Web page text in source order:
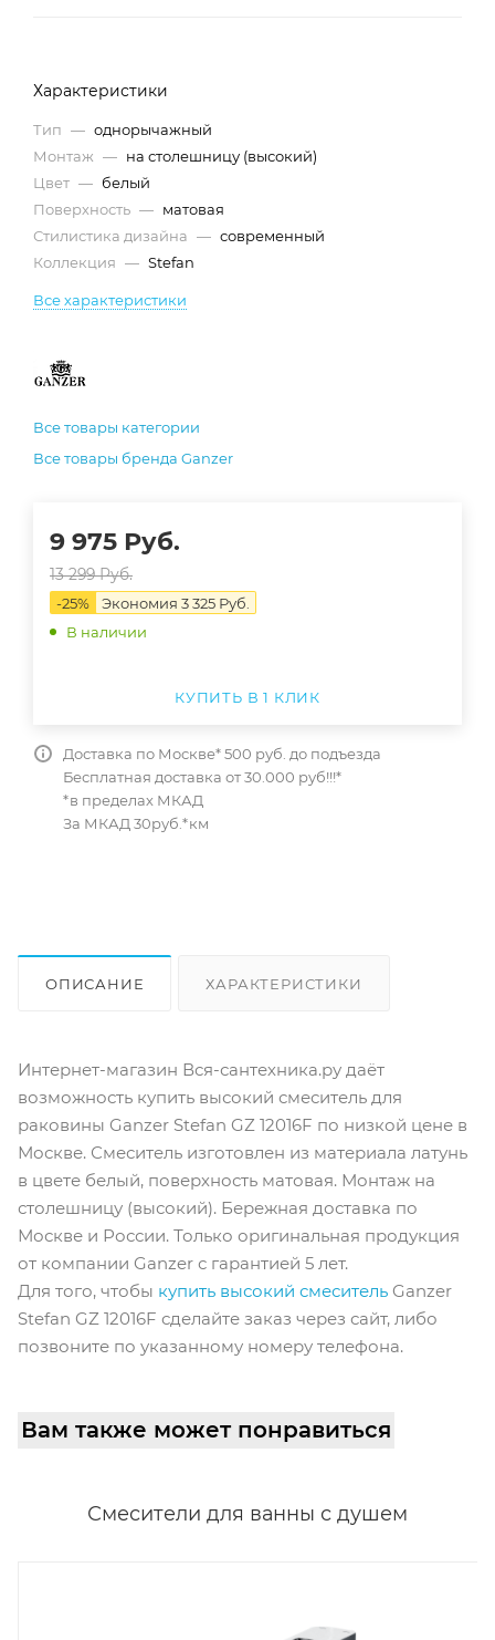
Характеристики
Тип — однорычажный
Монтаж — на столешницу (высокий)
Цвет — белый
Поверхность — матовая
Стилистика дизайна — современный
Коллекция — Stefan
Все характеристики
Все товары категории
Все товары бренда Ganzer
9 975 Руб.
13 299Руб.
-25% Экономия 3 325 Руб.
В наличии
КУПИТЬ В 1 КЛИК
Доставка по Москве* 500 руб. до подъезда
Бесплатная доставка от 30.000 руб!!!*
*в пределах МКАД
За МКАД 30руб.*км
ОПИСАНИЕ ХАРАКТЕРИСТИКИ
Интернет-магазин Вся-сантехника.ру даёт
возможность купить высокий смеситель для
раковины Ganzer Stefan GZ 12016F по низкой цене в
Москве. Смеситель изготовлен из материала латунь
в цвете белый, поверхность матовая. Монтаж на
столешницу (высокий). Бережная доставка по
Москве и России. Только оригинальная продукция
от компании Ganzer с гарантией 5 лет.
Для того, чтобы купить высокий смеситель Ganzer
Stefan GZ 12016F сделайте заказ через сайт, либо
позвоните по указанному номеру телефона.
Вам также может понравиться
Смесители для ванны с душем